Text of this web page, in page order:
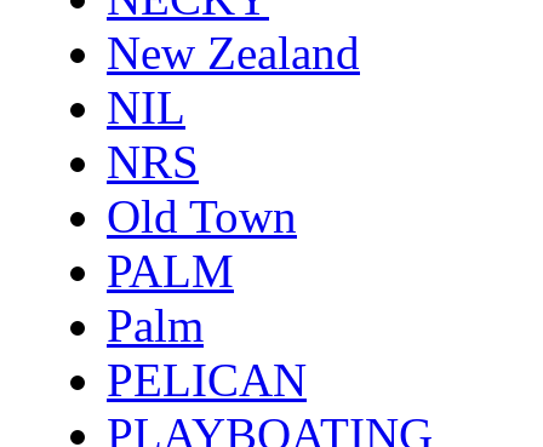
New Zealand
NIL
NRS
Old Town
PALM
Palm
PELICAN
PLAYBOATING